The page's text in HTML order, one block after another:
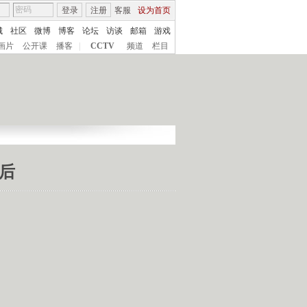
客服 设为首页
登录 注册
社区 微博 博客 论坛 访谈 邮箱
游戏
片
公开课 播客 CCTV 频道 栏目